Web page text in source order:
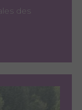
des